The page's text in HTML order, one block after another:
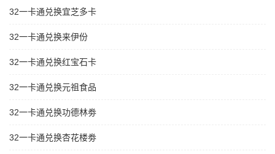
32一卡通兑换宜芝多卡
32一卡通兑换来伊份
32一卡通兑换红宝石卡
32一卡通兑换元祖食品
32一卡通兑换功德林劵
32一卡通兑换杏花楼劵